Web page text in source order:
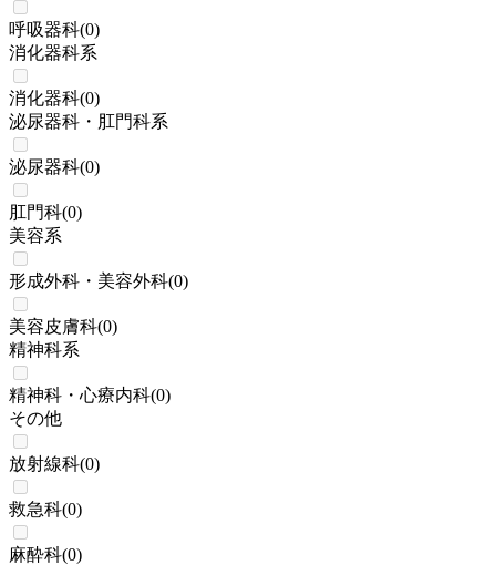
呼吸器科(0)
消化器科系
消化器科(0)
泌尿器科・肛門科系
泌尿器科(0)
肛門科(0)
美容系
形成外科・美容外科(0)
美容皮膚科(0)
精神科系
精神科・心療内科(0)
その他
放射線科(0)
救急科(0)
麻酔科(0)